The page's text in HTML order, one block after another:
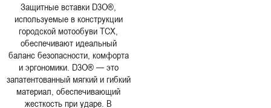
Защитные вставки D3O®,
используемые в конструкции
городской мотообуви TCX,
обеспечивают идеальный
баланс безопасности, комфорта
и эргономики. D3O® — это
запатентованный мягкий и гибкий
материал, обеспечивающий
жесткость при ударе. В